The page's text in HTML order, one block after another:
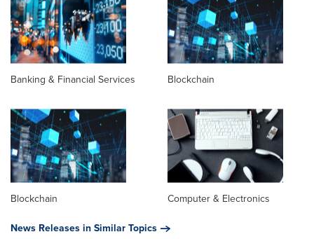
Banking & Financial Services Blockchain
Blockchain
Computer & Electronics
News Releases in Similar Topics